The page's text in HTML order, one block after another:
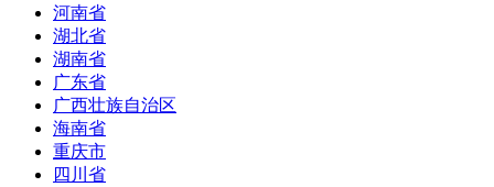
河南省
湖北省
湖南省
广东省
广西壮族自治区
海南省
重庆市
四川省